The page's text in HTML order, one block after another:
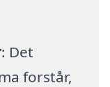
: Det
forstår,